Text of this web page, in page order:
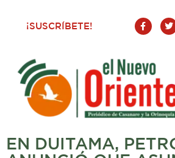
¡SUSCRÍBETE!
F
a
c
o
o
-
T
w
i
EN DUITAMA,